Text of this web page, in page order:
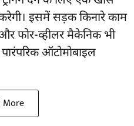
इसमें सड़क किनारे काम
फोर-व्हीलर मैकेनिक भी
ऑटोमोबाइल
More